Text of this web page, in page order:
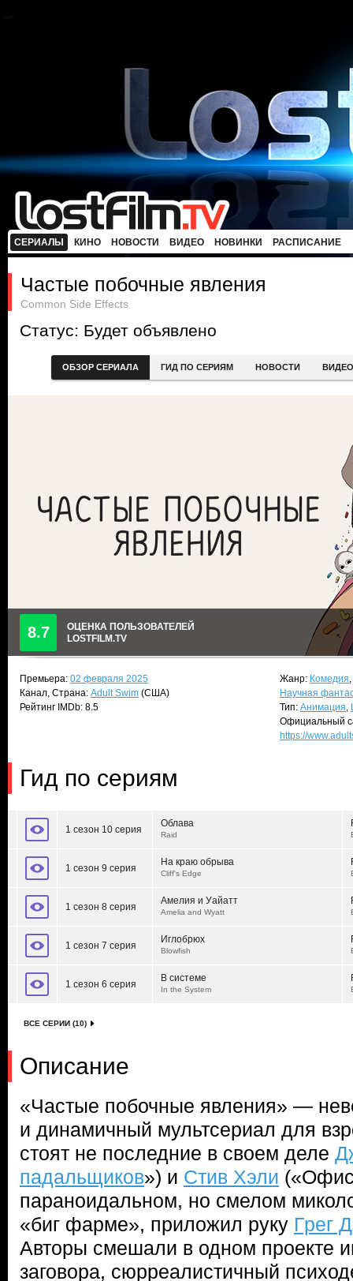
СЕРИАЛЫ КИНО НОВОСТИ ВИДЕО НОВИНКИ РАСПИСАНИЕ
Частые побочные явления
Common Side Effects
Статус: Будет объявлено
ОБЗОР СЕРИАЛА ГИД ПО СЕРИЯМ НОВОСТИ ВИДЕО
8.7
ОЦЕНКА ПОЛЬЗОВАТЕЛЕЙ
LOSTFILM.TV
Премьера: 02 февраля 2025
Канал, Страна: Adult Swim (США)
Рейтинг IMDb: 8.5
Жанр: Комедия,
Научная
Тип: Анимация,
Официальный
https://
Гид по сериям
1 сезон 10 серия
Облава
Raid
1 сезон 9 серия
На краю обрыва
Cliff's Edge
1 сезон 8 серия
Амелия и Уайатт
Amelia and Wyatt
1 сезон 7 серия
Иглобрюх
Blowfish
1 сезон 6 серия
В системе
In the System
ВСЕ СЕРИИ (10)
Описание
«Частые побочные явления» —
и динамичный мультсериал для
стоят не последние в своем деле
падальщиков») и Стив Хэли
параноидальном, но смелом
«биг фарме», приложил руку Грег
Авторы смешали в одном проекте
заговора, сюрреалистичный